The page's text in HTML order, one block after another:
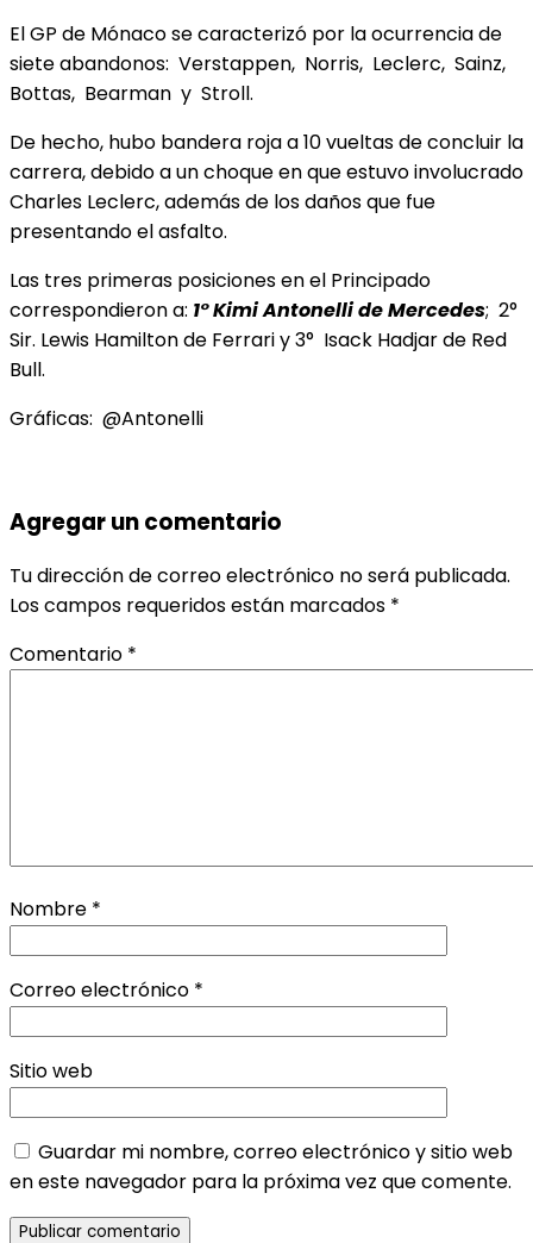
El GP de Mónaco secaracterizó por la ocurrencia de
siete abandonos: Verstappen, Norris, Leclerc, Sainz,
Bottas, Bearman y Stroll.
De hecho, hubo bandera roja a 10 vueltas de concluir la
carrera, debido a un choque en que estuvo involucrado
Charles Leclerc, además de los daños que fue
presentando el asfalto.
Las tres primeras posiciones en el Principado
correspondieron a: 1°Kimi Antonelli de Mercedes; 2°
Sir. Lewis Hamilton de Ferrari y 3° Isack Hadjar de Red
Bull.
Gráficas: @Antonelli
Agregar un comentario
Tu dirección de correo electrónico no será publicada.
Los campos requeridos están marcados *
Comentario *
Nombre *
Correo electrónico *
Sitio web
Guardar mi nombre, correo electrónico y sitio web
en este navegador para la próxima vez que comente.